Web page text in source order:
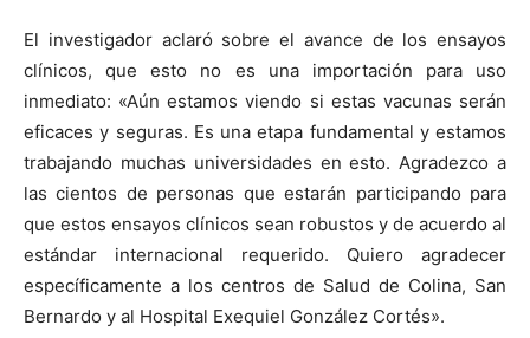
El investigador aclaró sobre el avance de los ensayos
clínicos, que esto no es una importación para uso
inmediato: «Aún estamos viendo si estas vacunas serán
eficaces y seguras. Es una etapa fundamental y estamos
trabajando muchas universidades en esto. Agradezco a
las cientos de personas que estarán participando para
que estos ensayos clínicos sean robustos y de acuerdo al
estándar internacional requerido. Quiero agradecer
específicamente a los centros de Salud de Colina, San
Bernardo y al Hospital Exequiel González Cortés».